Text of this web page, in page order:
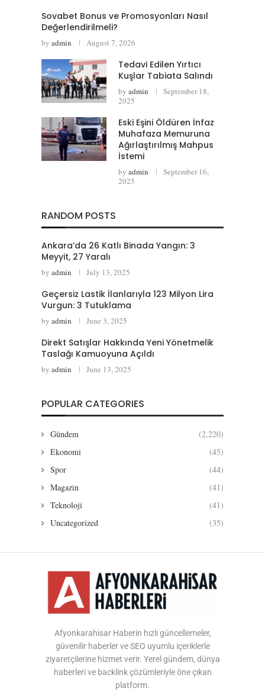
Sovabet Bonus ve Promosyonları Nasıl
Değerlendirilmeli?
by admin August 7, 2026
Tedavi Edilen Yırtıcı
Kuşlar Tabiata Salındı
by admin
September 18,
2025
Eski Eşini Öldüren İnfaz
Muhafaza Memuruna
Ağırlaştırılmış Mahpus
İstemi
by admin
September 16,
2025
RANDOM POSTS
Ankara’da 26 Katlı Binada Yangın: 3
Meyyit, 27 Yaralı
by admin July 13, 2025
Geçersiz Lastik İlanlarıyla 123 Milyon Lira
Vurgun: 3 Tutuklama
by admin June 3, 2025
Direkt Satışlar Hakkında Yeni Yönetmelik
Taslağı Kamuoyuna Açıldı
by admin June 13, 2025
POPULAR CATEGORIES
Gündem
(2,220)
Ekonomi
(45)
Spor
(44)
Magazin
(41)
Teknoloji
(41)
Uncategorized
(35)
Afyonkarahisar Haberin hızlı güncellemeler,
güvenilir haberler ve SEO uyumlu içeriklerle
ziyaretçilerine hizmet verir. Yerel gündem, dünya
haberleri ve backlink çözümleriyle öne çıkan
platform.